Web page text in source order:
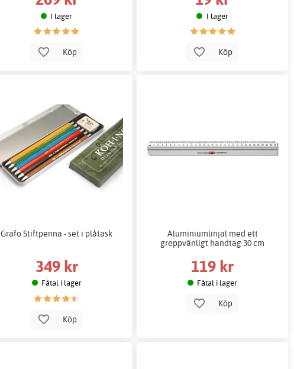
I lager
Köp
I lager
Köp
Grafo Stiftpenna - set i plåtask
349 kr
Fåtal i lager
Köp
Aluminiumlinjal med ett
greppvänligt handtag 30 cm
119 kr
Fåtal i lager
Köp